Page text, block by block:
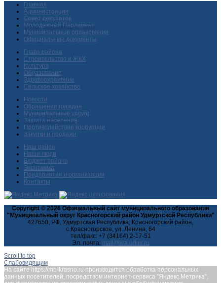
Главная
Администрация
Совет депутатов
Молодежный Парламент
Муниципальные образования
Официальные документы
Глава района
Строительство и ЖКХ
Культура
Образование
Здравоохранение
Сельское хозяйство
Новости
Обращения граждан
Муниципальные услуги
Защита населения
Противодействие коррупции
Закупки и продажи
Наш район
Наши люди
Бюджет района
Экономика
Предприятия и организации
Контакты
Copyright © 2026 Официальный сайт муниципального образования
"Муниципальный округ Красногорский район Удмуртской Республики"
427650, РФ, Удмуртская Республика, Красногорский район,
с.Красногорское, ул. Ленина, 64
тел/факс: +7 (34164) 2-17-51
Эл. почта:
Scroll to top
Слабовидящим
На сайте https://mo-krasno.ru производится обработка персональных
данных посетителей, посредством интернет-сервиса "Яндекс.Метрика",